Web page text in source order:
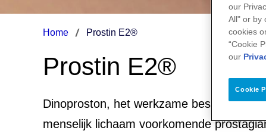
Home Prostin E2®
Prostin E2®
Dinoproston, het werkzame bestanddeel
menselijk lichaam voorkomende
our
All" or by
cookies
“Cookie
our
Cookie